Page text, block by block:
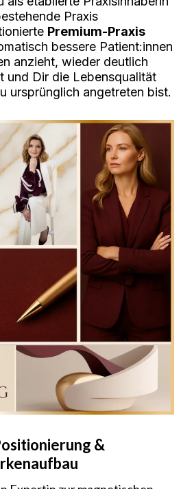
Praxis
Premium-Praxis
bessere Patient:innen
anzieht, wieder deutlich
und Dir die Lebensqualität
ursprünglich angetreten bist.
&